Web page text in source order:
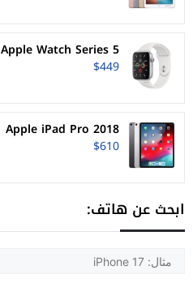
Apple Watch Series 5
$449
Apple iPad Pro 2018
$610
ابحث عن هاتف: